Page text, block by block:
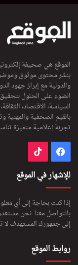
الموقع هي صحيفة
بنشر محتوى موثوق
والدولية مع إبراز جهود
الضوء على الحلول
السياسة، الاقتصاد،
بالقيم الصحفية والمهنية
تجربة إعلامية متميزة
فيسبوك
للإشهار في الموقع
إذا كنت بحاجة إلى أي
بالتواصل معنا. نحن
إلى جمهورك المستهدف لا
روابط الموقع